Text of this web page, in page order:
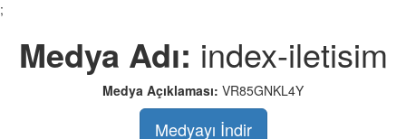
;
Medya Adı: index-iletisim
Medya Açıklaması: VR85GNKL4Y
Medyayı İndir